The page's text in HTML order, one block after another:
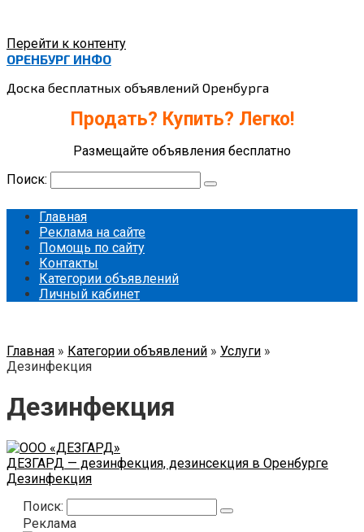
Перейти к контенту
ОРЕНБУРГ ИНФО
Доска бесплатных объявлений Оренбурга
Продать? Купить? Легко!
Размещайте объявления бесплатно
Поиск:
Главная
Реклама на сайте
Помощь по сайту
Контакты
Категории объявлений
Личный кабинет
Главная » Категории объявлений » Услуги »
Дезинфекция
Дезинфекция
ДЕЗГАРД — дезинфекция, дезинсекция в Оренбурге
Дезинфекция
Поиск:
Реклама